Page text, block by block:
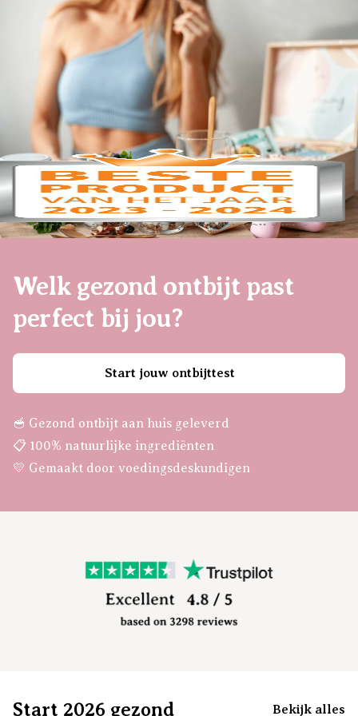
Welk gezond ontbijt past
perfect bij jou?
Start jouw ontbijttest
🥣 Gezond ontbijt aan huis geleverd
📋 100% natuurlijke ingrediënten
💛 Gemaakt door voedingsdeskundigen
Start 2026 gezond Bekijk alles